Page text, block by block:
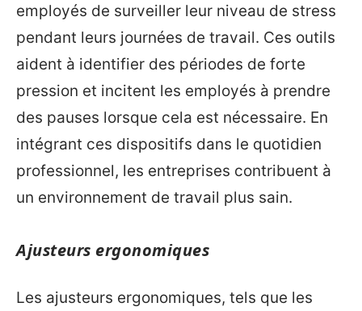
employés de surveiller leur niveau de stress
pendant leurs journées de travail. Ces outils
aident à identifier des périodes de forte
pression et incitent les employés à prendre
des pauses lorsque cela est nécessaire. En
intégrant ces dispositifs dans le quotidien
professionnel, les entreprises contribuent à
un environnement de travail plus sain.
Ajusteurs ergonomiques
Les ajusteurs ergonomiques, tels que les